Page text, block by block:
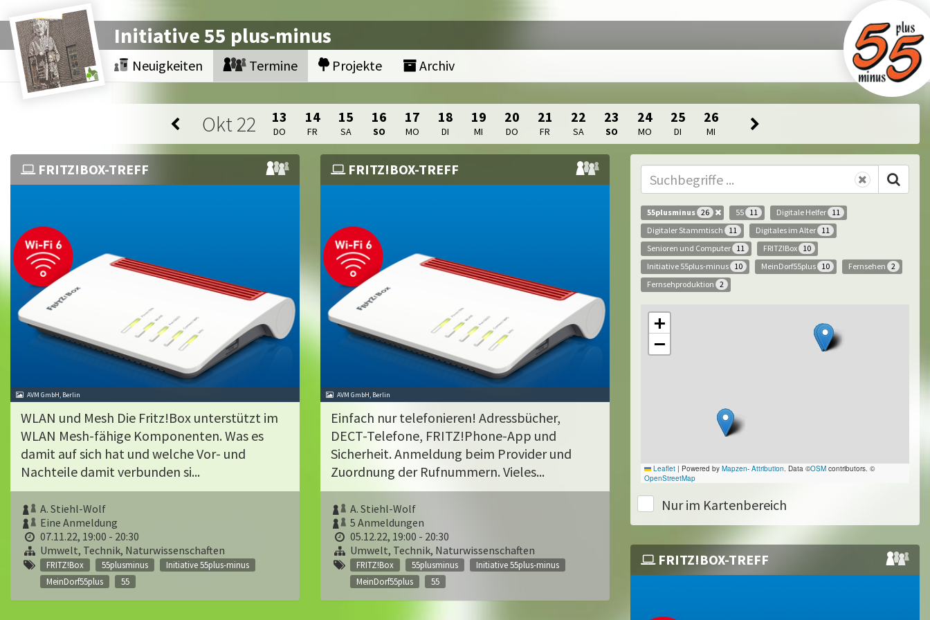
Initiative 55 plus-minus
Neuigkeiten Termine Projekte Archiv
Okt22 13
DO
14
FR
15
SA
16
SO
17
MO
18
DI
19
MI
20
DO
21
FR
22
SA
23
SO
24
MO
25
DI
26
MI
55plusminus 26 55 11 Digitale Helfer 11
Digitaler Stammtisch
11 Digitales im Alter 11
Senioren und Computer 11 FRITZ!Box 10
Initiative 55plus-minus 10 MeinDorf55plus 10 Fernsehen 2
Fernsehproduktion 2
+
−
Leaflet | Powered by Mapzen- Attribution. Data ©OSM contributors. ©
OpenStreetMap
Nur im Kartenbereich
FRITZ!BOX-TREFF
AVM GmbH, Berlin
WLAN und Mesh Die Fritz!Box unterstützt im
WLAN Mesh-fähige Komponenten. Was es
damit auf sich hat und welche Vor- und
Nachteile damit verbunden si...
A. Stiehl-Wolf
Eine Anmeldung
07.11.22, 19:00 - 20:30
Umwelt, Technik, Naturwissenschaften
FRITZ!Box 55plusminus
Initiative 55plus-minus
MeinDorf55plus
55
FRITZ!BOX-TREFF
AVM GmbH, Berlin
Einfach nur telefonieren! Adressbücher,
DECT-Telefone, FRITZ!Phone-App und
Sicherheit. Anmeldung beim Provider und
Zuordnung der Rufnummern. Vieles...
A. Stiehl-Wolf
5 Anmeldungen
05.12.22, 19:00 - 20:30
Umwelt, Technik, Naturwissenschaften
FRITZ!Box 55plusminus
Initiative 55plus-minus
MeinDorf55plus
55
FRITZ!BOX-TREFF